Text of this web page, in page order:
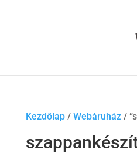
Kezdőlap/ Webáruház/